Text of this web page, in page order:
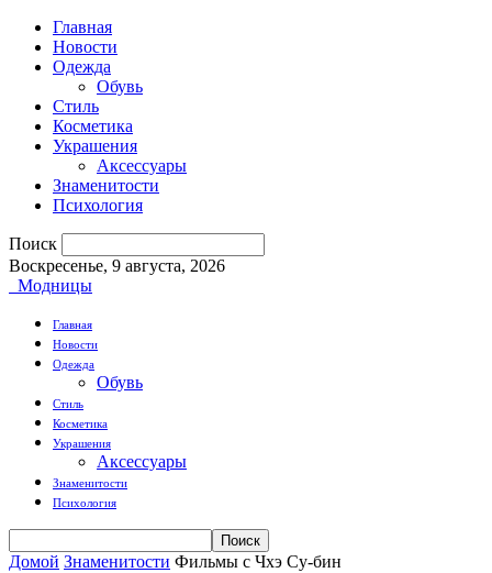
Главная
Новости
Одежда
Обувь
Стиль
Косметика
Украшения
Аксессуары
Знаменитости
Психология
Поиск
Воскресенье, 9 августа, 2026
Модницы
Главная
Новости
Одежда
Обувь
Стиль
Косметика
Украшения
Аксессуары
Знаменитости
Психология
Домой Знаменитости Фильмы с Чхэ Су-бин